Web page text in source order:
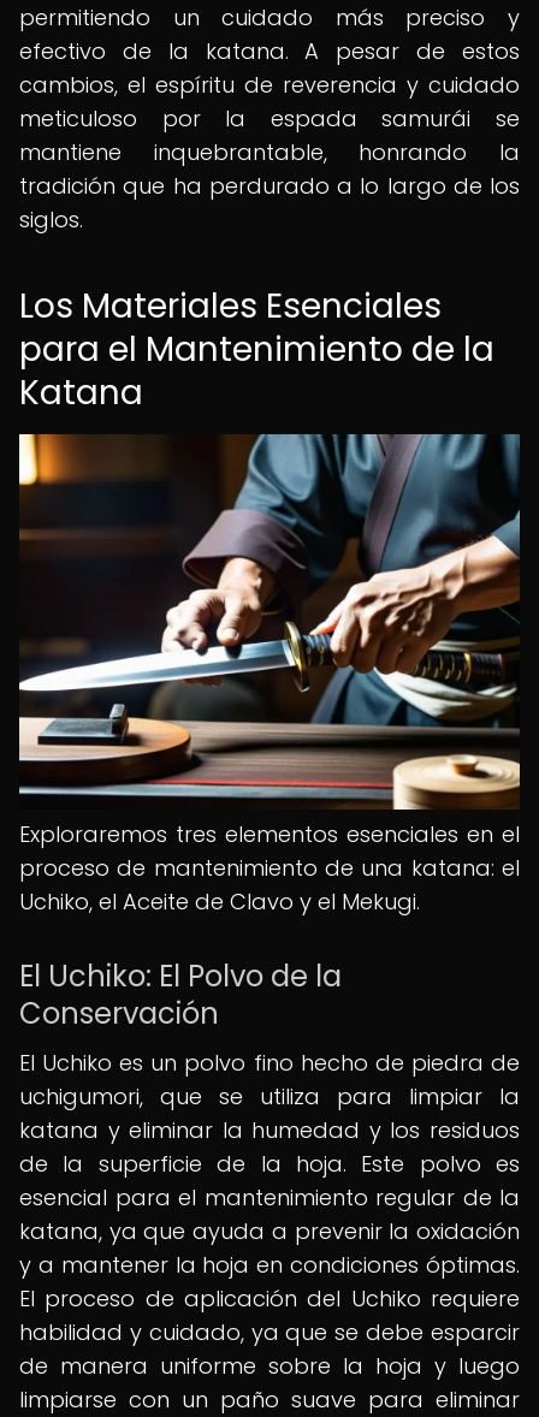
permitiendo un cuidado más preciso y
efectivo de la katana. A pesar de estos
cambios, el espíritu de reverencia y cuidado
meticuloso por la espada samurái se
mantiene inquebrantable, honrando la
tradición que ha perdurado a lo largo de los
siglos.
Los Materiales Esenciales
para el Mantenimiento de la
Katana
Exploraremos tres elementos esenciales en el
proceso de mantenimiento de una katana: el
Uchiko, el Aceite de Clavo y el Mekugi.
El Uchiko: El Polvo de la
Conservación
El Uchiko es un polvo fino hecho de piedra de
uchigumori, que se utiliza para limpiar la
katana y eliminar la humedad y los residuos
de la superficie de la hoja. Este polvo es
esencial para el mantenimiento regular de la
katana, ya que ayuda a prevenir la oxidación
y a mantener la hoja en condiciones óptimas.
El proceso de aplicación del Uchiko requiere
habilidad y cuidado, ya que se debe esparcir
de manera uniforme sobre la hoja y luego
limpiarse con un paño suave para eliminar